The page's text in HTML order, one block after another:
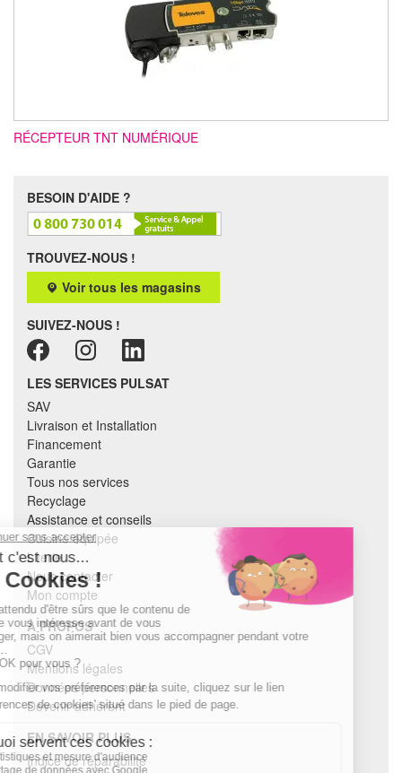
RÉCEPTEUR TNT NUMÉRIQUE
BESOIN D'AIDE ?
TROUVEZ-NOUS !
Voir tous les magasins
SUIVEZ-NOUS !
LES SERVICES PULSAT
SAV
Livraison et Installation
Financement
Garantie
Tous nos services
Recyclage
Assistance et conseils
Cuisine équipée
Literie
Nous contacter
Mon compte
À PROPOS
CGV
Mentions légales
Données personnelles
Devenir adhérent
EN SAVOIR PLUS
Indice de réparabilité